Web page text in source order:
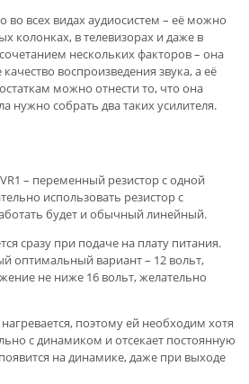
всех видах аудиосистем – её можно
колонках, в телевизорах и даже в
нескольких факторов – она
воспроизведения звука, а её
можно отнести то, что она
нужно собрать два таких усилителя.
– переменный резистор с одной
использовать резистор с
будет и обычный линейный.
сразу при подаче на плату питания.
оптимальный вариант – 12 вольт,
не ниже 16 вольт, желательно
поэтому ей необходим хотя
с динамиком и отсекает постоянную
на динамике, даже при выходе